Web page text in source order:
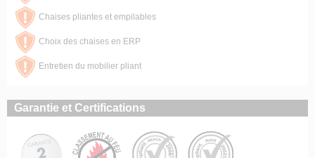
Chaises pliantes et empilables
Choix des chaises en ERP
Entretien du mobilier pliant
Garantie et Certifications